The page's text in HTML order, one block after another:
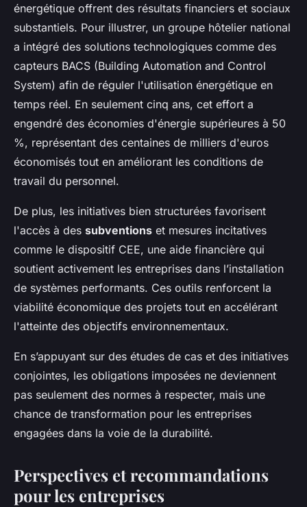
énergétique offrent des résultats financiers et sociaux
substantiels. Pour illustrer, un groupe hôtelier national
a intégré des solutions technologiques comme des
capteurs BACS (Building Automation and Control
System) afin de réguler l'utilisation énergétique en
temps réel. En seulement cinq ans, cet effort a
engendré des économies d'énergie supérieures à 50
%, représentant des centaines de milliers d'euros
économisés tout en améliorant les conditions de
travail du personnel.
De plus, les initiatives bien structurées favorisent
l'accès à des subventions et mesures incitatives
comme le dispositif CEE, une aide financière qui
soutient activement les entreprises dans l’installation
de systèmes performants. Ces outils renforcent la
viabilité économique des projets tout en accélérant
l'atteinte des objectifs environnementaux.
En s’appuyant sur des études de cas et des initiatives
conjointes, les obligations imposées ne deviennent
pas seulement des normes à respecter, mais une
chance de transformation pour les entreprises
engagées dans la voie de la durabilité.
Perspectives et recommandations
pour les entreprises